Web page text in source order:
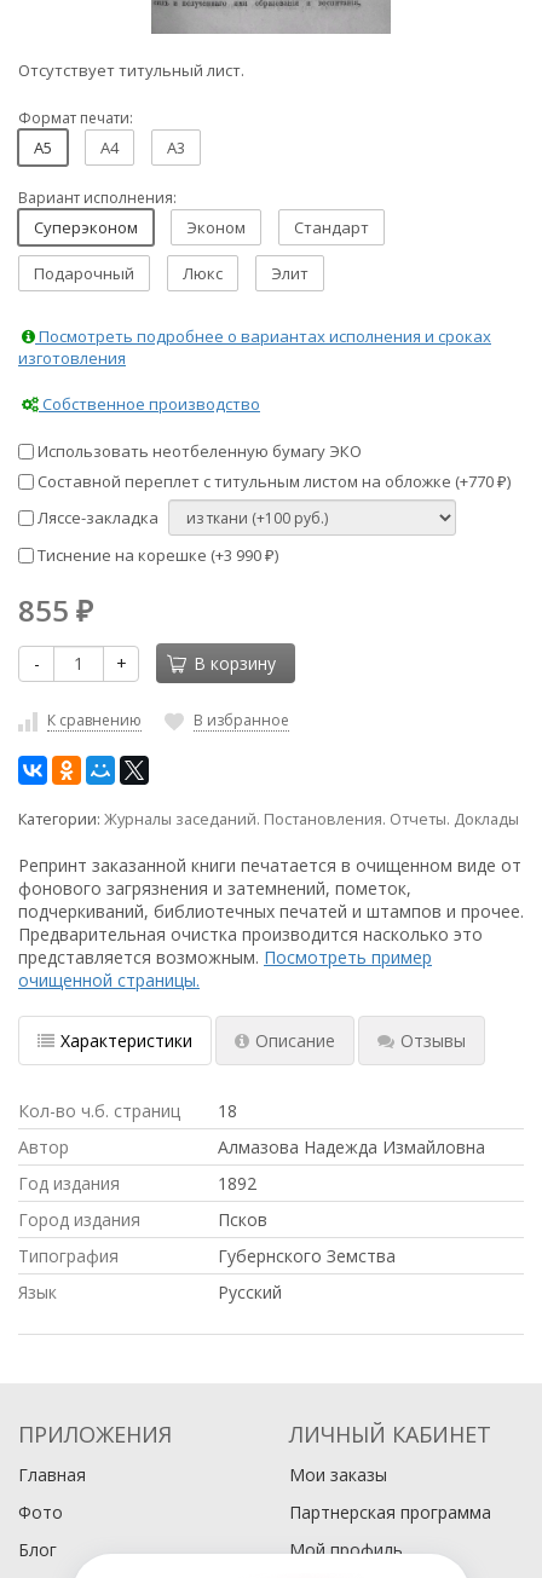
Отсутствует титульный лист.
Формат печати:
A5 A4 A3
Вариант исполнения:
Суперэконом Эконом Стандарт
Подарочный Люкс Элит
Посмотреть подробнее о вариантах исполнения и сроках
изготовления
Собственное производство
Использовать неотбеленную бумагу ЭКО
Составной переплет с титульным листом на обложке (+770 ₽)
Ляссе-закладка
Тиснение на корешке (+3 990 ₽)
855 ₽
- + В корзину
К сравнению В избранное
Категории: Журналы заседаний. Постановления. Отчеты. Доклады
Репринт заказанной книги печатается в очищенном виде от
фонового загрязнения и затемнений, пометок,
подчеркиваний, библиотечных печатей и штампов и прочее.
Предварительная очистка производится насколько это
представляется возможным. Посмотреть пример
очищенной страницы.
Характеристики Описание Отзывы
Кол-во ч.б. страниц
18
Автор
Алмазова Надежда Измайловна
Год издания
1892
Город издания
Псков
Типография
Губернского Земства
Язык
Русский
ПРИЛОЖЕНИЯ
Главная
Фото
Блог
ЛИЧНЫЙ КАБИНЕТ
Мои заказы
Партнерская программа
Мой профиль